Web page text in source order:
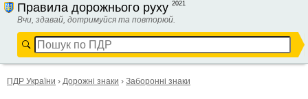
Правила дорожнього руху 2021
Вчи, здавай, дотримуйся та повторюй.
ПДР України › Дорожні знаки › Заборонні знаки